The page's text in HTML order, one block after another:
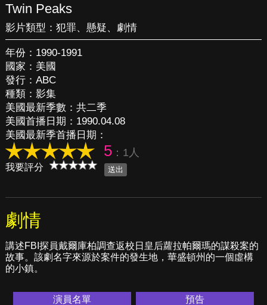
Twin Peaks
影片類型： 犯罪、 懸疑、 劇情
年份：1990-1991
國家：美國
發行：ABC
種類：影集
美國最新季數：共二季
美國首播日期：1990.04.08
美國最新季首播日期：
5：1人
我要評分
劇情
講述FBI探員戴爾庫柏調查返校日皇后蘿拉帕爾瑪的謀殺案的
故事。該劇名字來源於案件的發生地，華盛頓州的一個虛構
的小鎮。
演員名單
預告